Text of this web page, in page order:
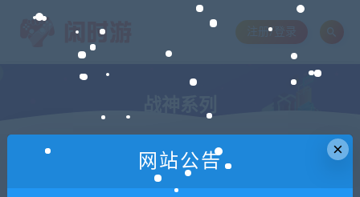
注册/登录
会员专享优质资源
×
网站公告